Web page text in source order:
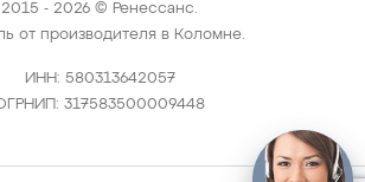
2015 - 2026 © Ренессанс.
от производителя в Коломне.
ИНН: 580313642057
317583500009448